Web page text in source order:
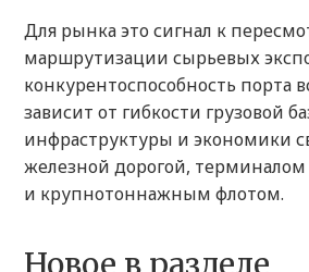
Для рынка это сигнал к
маршрутизации сырьевых
конкурентоспособность порта
зависит от гибкости грузовой
инфраструктуры и экономики
железной дорогой, терминалом
и крупнотоннажным флотом.